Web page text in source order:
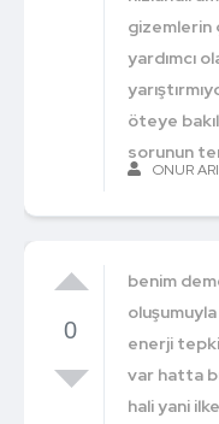
gizemlerin
yardımcı
öteye
sorunun
ONUR ARI
0
benim
oluşumuyla
enerji
var hatta
hali yani